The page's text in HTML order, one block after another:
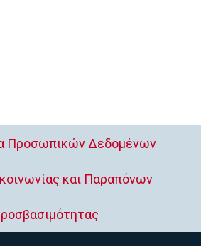
Προσωπικών Δεδομένων
και Παραπόνων